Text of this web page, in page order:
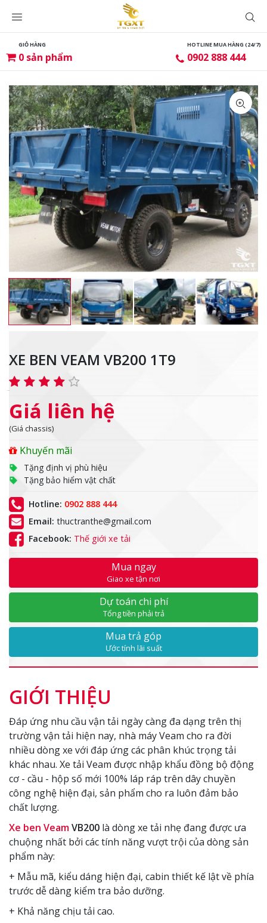
GIỎ HÀNG
0 sản phẩm
HOTLINE MUA HÀNG (24/7)
0902 888 444
XE BEN VEAM VB200 1T9
Giá liên hệ
(Giá chassis)
Khuyến mãi
Tặng định vị phù hiệu
Tặng bảo hiểm vật chất
Hotline: 0902 888 444
Email: thuctranthe@gmail.com
Facebook: Thế giới xe tải
Mua ngay
Giao xe tận nơi
Dự toán chi phí
Tổng tiền phải trả
Mua trả góp
Ước tính lãi suất
GIỚI THIỆU
Đáp ứng nhu cầu vận tải ngày càng đa dạng trên thị
trường vận tải hiện nay, nhà máy Veam cho ra đời
nhiều dòng xe với đáp ứng các phân khúc trọng tải
khác nhau. Xe tải Veam được nhập khẩu đồng bộ động
cơ - cầu - hộp số mới 100% láp ráp trên dây chuyền
công nghệ hiện đại, sản phẩm cho ra luôn đảm bảo
chất lượng.
Xe ben VeamVB200 là dòng xe tải nhẹ đang được ưa
chuộng nhất bởi các tính năng vượt trội của dòng sản
phẩm này:
+ Mẫu mã, kiểu dáng hiện đại, cabin thiết kế lật về phía
trước dễ dàng kiểm tra bảo dưỡng.
+ Khả năng chịu tải cao.